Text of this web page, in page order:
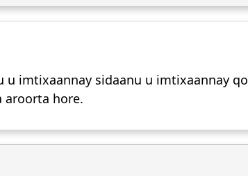
u imtixaannay sidaanu u imtixaannay
aroorta hore.